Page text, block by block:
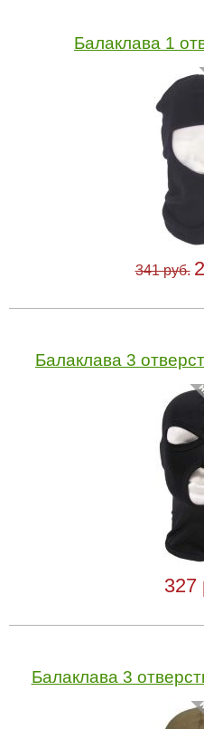
Балаклава 1
341 руб.
Балаклава 3
327
Балаклава 3